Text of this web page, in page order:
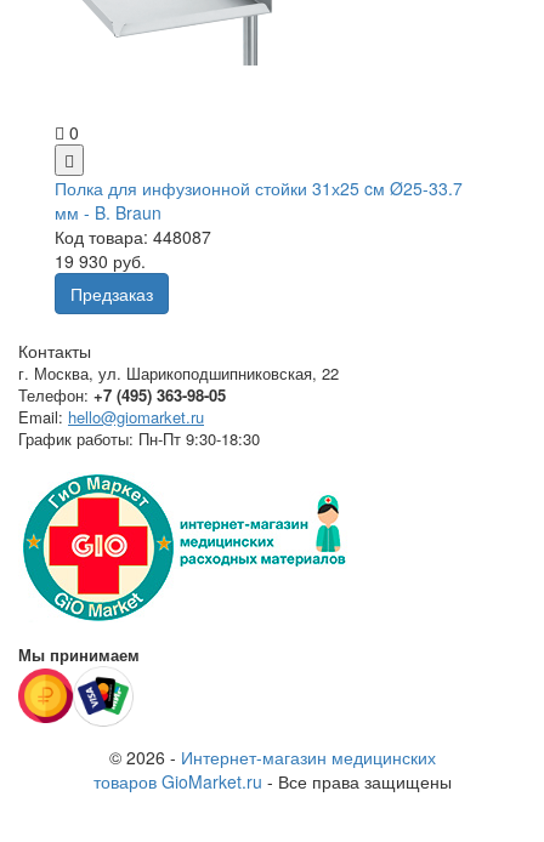
0
Полка для инфузионной стойки 31х25 cм Ø25-33.7
мм - B. Braun
Код товара: 448087
19 930 руб.
Предзаказ
Контакты
г. Москва, ул. Шарикоподшипниковская, 22
Телефон: +7 (495) 363-98-05
Email: hello@giomarket.ru
График работы: Пн-Пт 9:30-18:30
Мы принимаем
© 2026 - Интернет-магазин медицинских
товаров GioMarket.ru - Все права защищены